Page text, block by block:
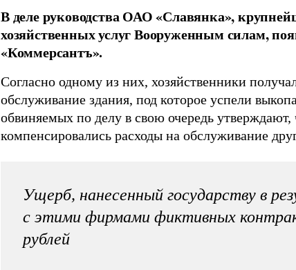
В деле руководства ОАО «Славянка»,
хозяйственных услуг Вооруженным силам,
«Коммерсантъ».
Согласно одному из них, хозяйственники
обслуживание здания, под которое успели
обвиняемых по делу в свою очередь
компенсировались расходы на обслуживание
Ущерб, нанесенный государству в
с этими фирмами фиктивных
рублей